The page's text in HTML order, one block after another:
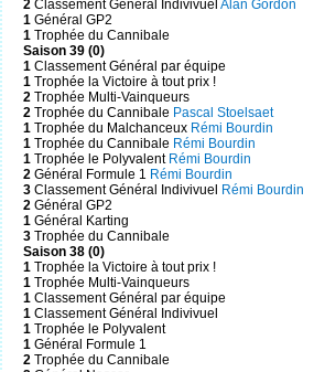
2 Classement Général IndivivuelAlan Gordon
1 Général GP2
1 Trophée du Cannibale
Saison 39 (0)
1 Classement Général par équipe
1 Trophée la Victoire à tout prix !
2 Trophée Multi-Vainqueurs
2 Trophée du Cannibale Pascal Stoelsaet
1 Trophée du Malchanceux Rémi Bourdin
1 Trophée du Cannibale Rémi Bourdin
1 Trophée le Polyvalent Rémi Bourdin
2 Général Formule 1 Rémi Bourdin
3 Classement Général Indivivuel
Rémi Bourdin
2 Général GP2
1 Général Karting
3 Trophée du Cannibale
Saison 38 (0)
1 Trophée la Victoire à tout prix !
1 Trophée Multi-Vainqueurs
1 Classement Général par équipe
1 Classement Général Indivivuel
1 Trophée le Polyvalent
1 Général Formule 1
2 Trophée du Cannibale